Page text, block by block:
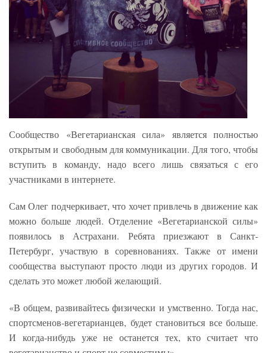
Сообщество «Вегетарианская сила» является полностью
открытым и свободным для коммуникации. Для того, чтобы
вступить в команду, надо всего лишь связаться с его
участниками в интернете.
Сам Олег подчеркивает, что хочет привлечь в движение как
можно больше людей. Отделение «Вегетарианской силы»
появилось в Астрахани. Ребята приезжают в Санкт-
Петербург, участвую в соревнованиях. Также от имени
сообщества выступают просто люди из других городов. И
сделать это может любой желающий.
«В общем, развивайтесь физически и умственно. Тогда нас,
спортсменов-вегетарианцев, будет становиться все больше.
И когда-нибудь уже не останется тех, кто считает что